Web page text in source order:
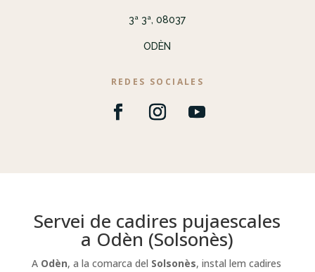
3ª 3ª, 08037
ODÈN
REDES SOCIALES
Servei de cadires pujaescales
a Odèn (Solsonès)
A Odèn, a la comarca del Solsonès, instal lem cadires